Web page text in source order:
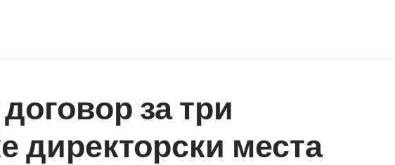
за три
директорски места